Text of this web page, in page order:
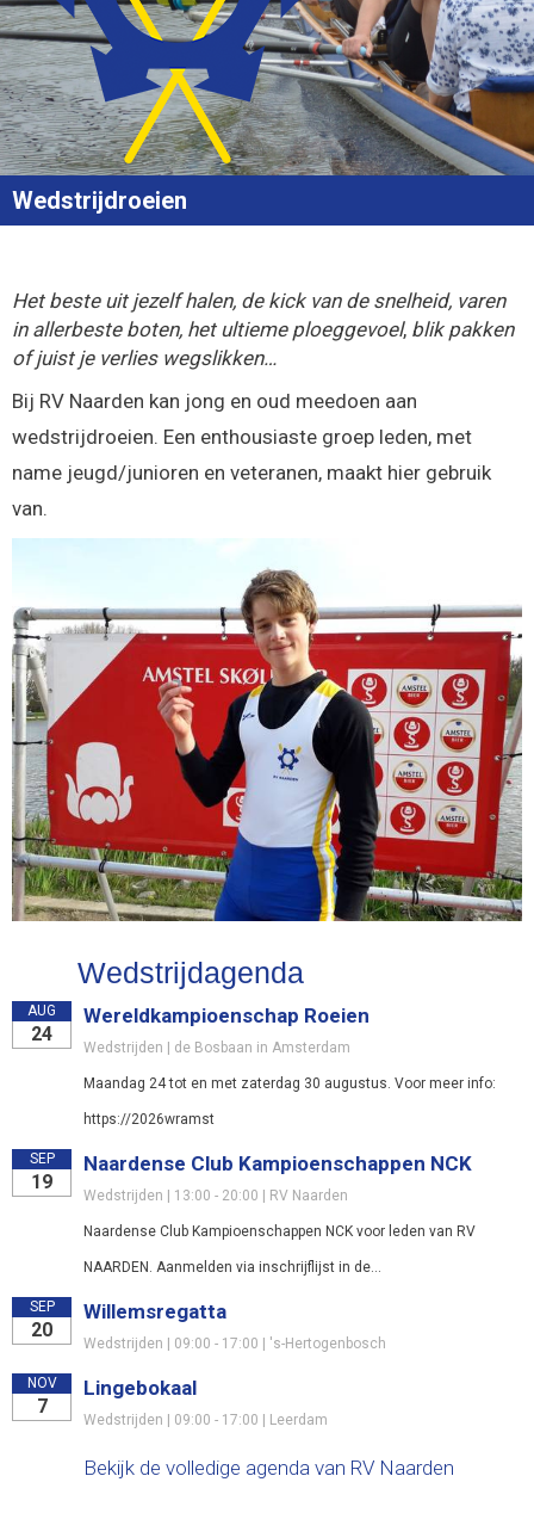
Wedstrijdroeien
Het beste uit jezelf halen, de kick van de snelheid, varen
in allerbeste boten, het ultieme ploeggevoel, blik pakken
of juist je verlies wegslikken…
Bij RV Naarden kan jong en oud meedoen aan
wedstrijdroeien. Een enthousiaste groep leden, met
name jeugd/junioren en veteranen, maakt hier gebruik
van.
Wedstrijdagenda
AUG
24
Wereldkampioenschap Roeien
Wedstrijden | de Bosbaan in Amsterdam
Maandag 24 tot en met zaterdag 30 augustus. Voor meer info:
https://2026wramst
SEP
19
Naardense Club Kampioenschappen NCK
Wedstrijden | 13:00 - 20:00 | RV Naarden
Naardense Club Kampioenschappen NCK voor leden van RV
NAARDEN. Aanmelden via inschrijflijst in de...
SEP
20
Willemsregatta
Wedstrijden | 09:00 - 17:00 | 's-Hertogenbosch
NOV
7
Lingebokaal
Wedstrijden | 09:00 - 17:00 | Leerdam
Bekijk de volledige agenda van RV Naarden